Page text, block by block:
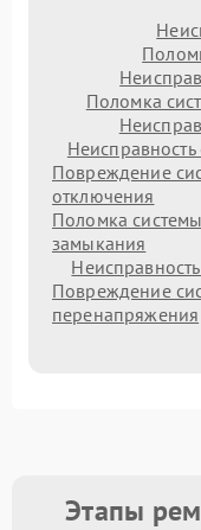
Поломка
Повреждение
отключения
Поломка
замыкания
Повреждение
перенапряжения
Этапы